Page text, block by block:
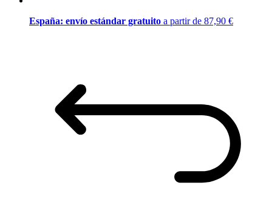
España: envío estándar gratuito a partir de 87,90 €